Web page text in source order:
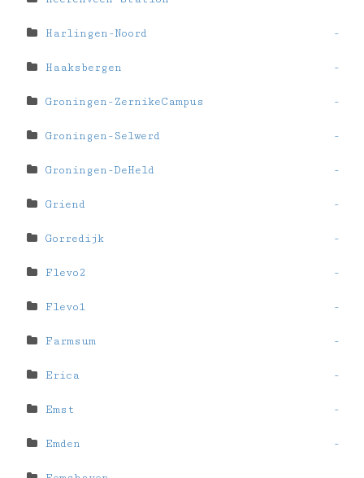
Harlingen-Noord -
Haaksbergen -
Groningen-ZernikeCampus -
Groningen-Selwerd -
Groningen-DeHeld -
Griend -
Gorredijk -
Flevo2 -
Flevo1 -
Farmsum -
Erica -
Emst -
Emden -